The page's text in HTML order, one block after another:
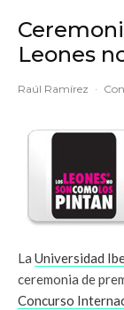
Leones
Raúl Ramírez ·
La Universidad
ceremonia de
Concurso